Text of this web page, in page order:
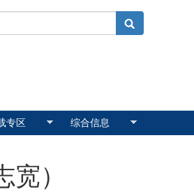
专区 综合信息
）